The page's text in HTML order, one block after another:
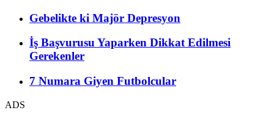
Gebelikte ki Majör Depresyon
İş Başvurusu Yaparken Dikkat Edilmesi
Gerekenler
7 Numara Giyen Futbolcular
ADS